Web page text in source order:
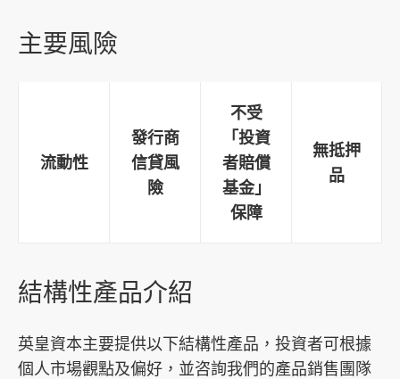
主要風險
流動性
發行商
信貸風
險
不受
「投資
者賠償
基金」
保障
無抵押
品
結構性產品介紹
英皇資本主要提供以下結構性產品，投資者可根據
個人市場觀點及偏好，並咨詢我們的產品銷售團隊